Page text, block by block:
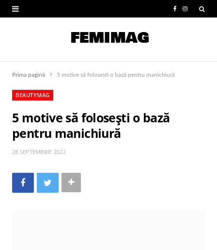
e
I
t
Prima pagină » 5 motive să folosești o bază pentru manichiură
BEAUTYMAG
5 motive să folosești o bază
pentru manichiură
28 SEPTEMBRIE 2022